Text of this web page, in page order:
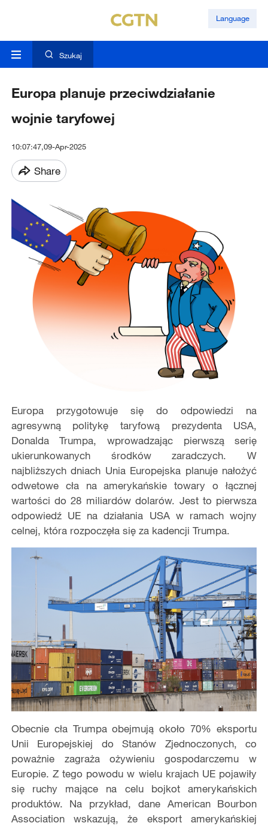
Language
Szukaj
Europa planuje przeciwdziałanie
wojnie taryfowej
10:07:47,09-Apr-2025
Share
Europa przygotowuje się do odpowiedzi na
agresywną politykę taryfową prezydenta USA,
Donalda Trumpa, wprowadzając pierwszą serię
ukierunkowanych środków zaradczych. W
najbliższych dniach Unia Europejska planuje nałożyć
odwetowe cła na amerykańskie towary o łącznej
wartości do 28 miliardów dolarów. Jest to pierwsza
odpowiedź UE na działania USA w ramach wojny
celnej, która rozpoczęła się za kadencji Trumpa.
Obecnie cła Trumpa obejmują około 70% eksportu
Unii Europejskiej do Stanów Zjednoczonych, co
poważnie zagraża ożywieniu gospodarczemu w
Europie. Z tego powodu w wielu krajach UE pojawiły
się ruchy mające na celu bojkot amerykańskich
produktów. Na przykład, dane American Bourbon
Association wskazują, że eksport amerykańskiej